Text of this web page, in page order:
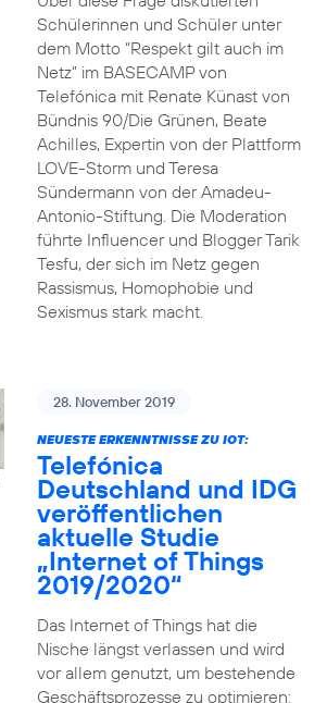
Schülerinnen und Schüler unter
dem Motto “Respekt gilt auch im
Netz” im BASECAMP von
Telefónica mit Renate Künast von
Bündnis 90/Die Grünen, Beate
Achilles, Expertin von der Plattform
LOVE-Storm und Teresa
Sündermann von der Amadeu-
Antonio-Stiftung. Die Moderation
führte Influencer und Blogger Tarik
Tesfu, der sich im Netz gegen
Rassismus, Homophobie und
Sexismus stark macht.
28. November 2019
NEUESTE ERKENNTNISSE ZU IOT:
Telefónica
Deutschland und IDG
veröffentlichen
aktuelle Studie
„Internet of Things
2019/2020“
Das Internet of Things hat die
Nische längst verlassen und wird
vor allem genutzt, um bestehende
Geschäftsprozesse zu optimieren: